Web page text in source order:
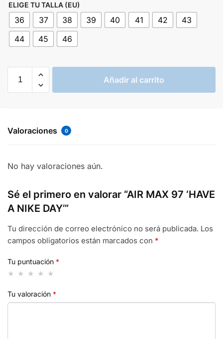
original
era:
119,99€.
actual
es:
ELIGE TU TALLA (EU)
36 37 38 39 40 41 42
43
44
45 46
MAX
NIKE
Añadir al carrito
Valoraciones 0
No hay valoraciones aún.
Sé el primero en valorar “AIR MAX 97 ‘HAVE
A NIKE DAY’”
Tu dirección de correo electrónico no será publicada. Los
campos obligatorios están marcados con *
Tu puntuación *
Tu valoración *